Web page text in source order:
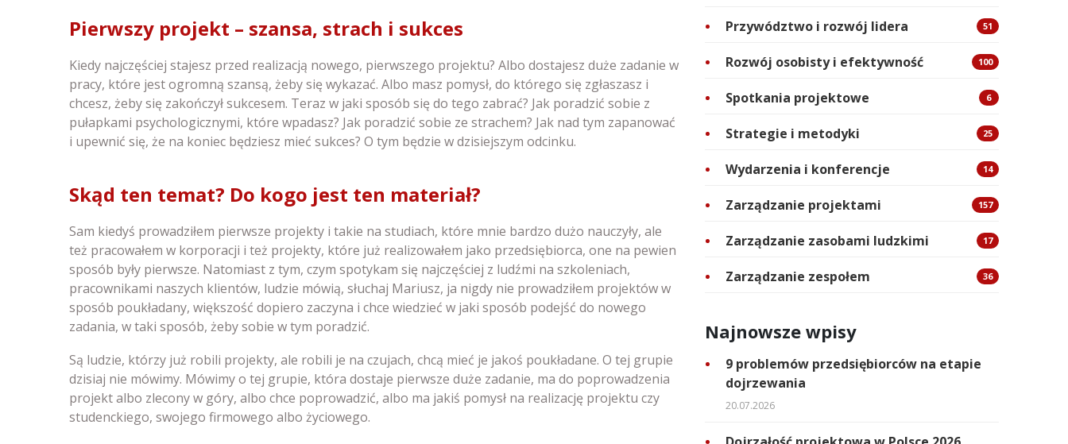
Pierwszy projekt – szansa, strach i sukces
Kiedy najczęściej stajesz przed realizacją nowego, pierwszego projektu? Albo dostajesz duże zadanie w
pracy, które jest ogromną szansą, żeby się wykazać. Albo masz pomysł, do którego się zgłaszasz i
chcesz, żeby się zakończył sukcesem. Teraz w jaki sposób się do tego zabrać? Jak poradzić sobie z
pułapkami psychologicznymi, które wpadasz? Jak poradzić sobie ze strachem? Jak nad tym zapanować
i upewnić się, że na koniec będziesz mieć sukces? O tym będzie w dzisiejszym odcinku.
Skąd ten temat? Do kogo jest ten materiał?
Sam kiedyś prowadziłem pierwsze projekty i takie na studiach, które mnie bardzo dużo nauczyły, ale
też pracowałem w korporacji i też projekty, które już realizowałem jako przedsiębiorca, one na pewien
sposób były pierwsze. Natomiast z tym, czym spotykam się najczęściej z ludźmi na szkoleniach,
pracownikami naszych klientów, ludzie mówią, słuchaj Mariusz, ja nigdy nie prowadziłem projektów w
sposób poukładany, większość dopiero zaczyna i chce wiedzieć w jaki sposób podejść do nowego
zadania, w taki sposób, żeby sobie w tym poradzić.
Są ludzie, którzy już robili projekty, ale robili je na czujach, chcą mieć je jakoś poukładane. O tej grupie
dzisiaj nie mówimy. Mówimy o tej grupie, która dostaje pierwsze duże zadanie, ma do poprowadzenia
projekt albo zlecony w góry, albo chce poprowadzić, albo ma jakiś pomysł na realizację projektu czy
studenckiego, swojego firmowego albo życiowego.
Przywództwo i rozwój lidera 51
Rozwój osobisty i efektywność 100
Spotkania projektowe 6
Strategie i metodyki 25
Wydarzenia i konferencje 14
Zarządzanie projektami 157
Zarządzanie zasobami ludzkimi 17
Zarządzanie zespołem 36
Najnowsze wpisy
9 problemów przedsiębiorców na etapie
dojrzewania
20.07.2026